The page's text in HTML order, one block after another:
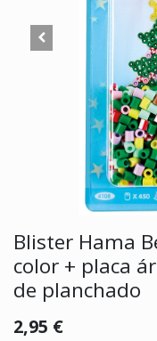
Blister Hama
color + placa
de planchado
2,95 €